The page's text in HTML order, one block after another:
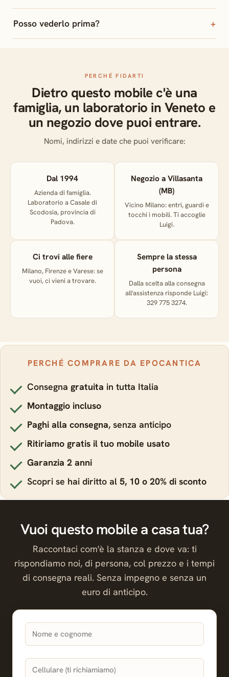
Posso vederlo prima?
PERCHÉ FIDARTI
Dietro questo mobile c'è una
famiglia, un laboratorio in Veneto e
un negozio dove puoi entrare.
Nomi, indirizzi e date che puoi verificare:
Dal 1994
Azienda di famiglia.
Laboratorio a Casale di
Scodosia, provincia di
Padova.
Negozio a Villasanta
(MB)
Vicino Milano: entri, guardi e
tocchi i mobili. Ti accoglie
Luigi.
Ci trovi alle fiere
Milano, Firenze e Varese: se
vuoi, ci vieni a trovare.
Sempre la stessa
persona
Dalla scelta alla consegna
all'assistenza risponde Luigi:
329 775 3274.
PERCHÉ COMPRARE DA EPOCANTICA
Consegna gratuita in tutta Italia
Montaggio incluso
Paghi alla consegna, senza anticipo
Ritiriamo gratis il tuo mobile usato
Garanzia 2 anni
Scopri se hai diritto al 5, 10 o 20% di sconto
Vuoi questo mobile a casa tua?
Raccontaci com'è la stanza e dove va: ti
rispondiamo noi, di persona, col prezzo e i tempi
di consegna reali. Senza impegno e senza un
euro di anticipo.